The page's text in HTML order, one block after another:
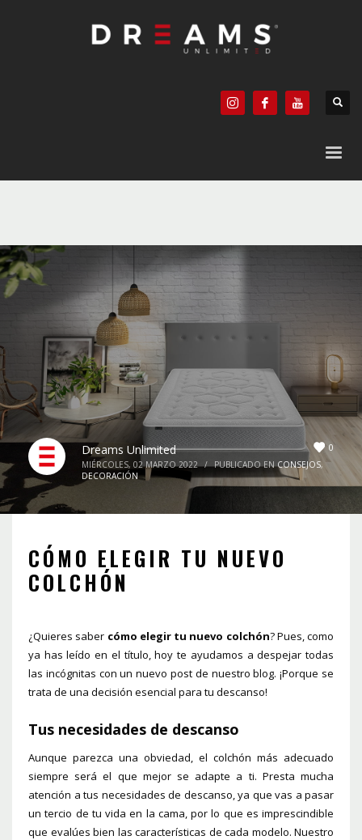
0
Dreams Unlimited
MIÉRCOLES, 02 MARZO 2022 / PUBLICADO ENCONSEJOS,
DECORACIÓN
CÓMO ELEGIR TU NUEVO
COLCHÓN
¿Quieres saber cómo elegir tu nuevo colchón? Pues, como
ya has leído en el título, hoy te ayudamos a despejar todas
las incógnitas con un nuevo post de nuestro blog. ¡Porque se
trata de una decisión esencial para tu descanso!
Tus necesidades de descanso
Aunque parezca una obviedad, el colchón más adecuado
siempre será el que mejor se adapte a ti. Presta mucha
atención a tus necesidades de descanso, ya que vas a pasar
un tercio de tu vida en la cama, por lo que es imprescindible
que evalúes bien las características de cada modelo. Nuestro